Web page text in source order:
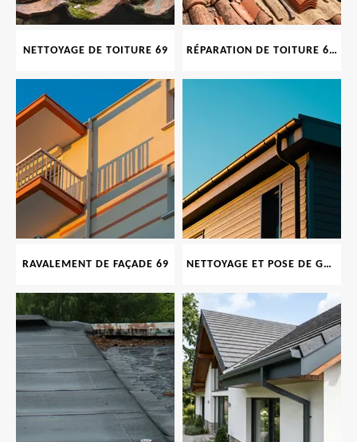
NETTOYAGE DE TOITURE 69 RÉPARATION DE TOITURE 69 RHONE, TUILES CASSÉES OU ABIMÉES
RAVALEMENT DE FAÇADE 69 NETTOYAGE ET POSE DE GOUTTIÈRE 69